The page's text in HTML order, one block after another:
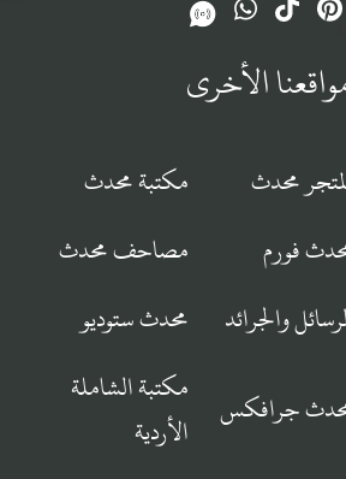
الأخرى
محدث
مكتبة محدث
فورم
مصاحف محدث
والجرائد محدث ستوديو
جرافكس
مكتبة الشاملة
الأردية